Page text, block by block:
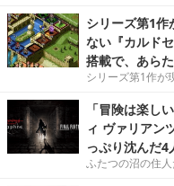
シリーズ第1作
ない『カルド
搭載で、あら
シリーズ第1作が
「冒険は楽し
ィ ヴァリアン
っぷり沈んだ4
ふたつの沼の住人